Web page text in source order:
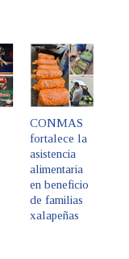
CONMAS
fortalece la
asistencia
alimentaria
en beneficio
de familias
xalapeñas